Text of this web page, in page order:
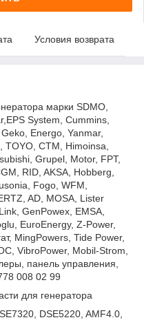
Условия возврата
марки SDMO,
System, Cummins,
Energo, Yanmar,
CTM, Himoinsa,
Grupel, Motor, FPT,
RID, AKSA, Hobberg,
Fogo, WFM,
AD, MOSA, Lister
GenPowex, EMSA,
EuroEnergy, Z-Power,
MingPowers, Tide Power,
VibroPower, Mobil-Strom,
панель управления,
008 02 99
для генератора
DSE5220, AMF4.0,